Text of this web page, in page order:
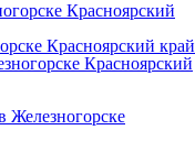
Красноярский
Красноярский край
Красноярский
Железногорске